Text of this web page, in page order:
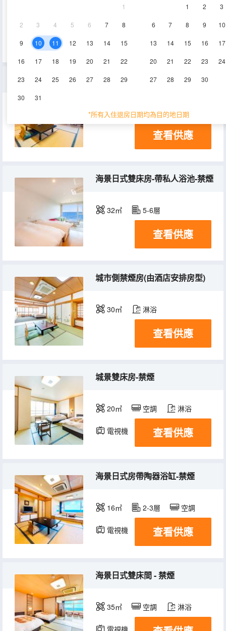
1
2 3 4 5 6 7 8
9 10 11 12 13 14 15
16 17 18 19 20 21 22
23 24 25 26 27 28 29
30 31
1
2 3
6 7 8 9 10
13 14 15 16 17
20 21 22 23 24
27 28 29 30
*所有入住退房日期均為目的地日期
帶半露天浴池的和洋式客房
45㎡ 4-5層
查看供應
海景日式雙床房-帶私人浴池-禁煙
32㎡ 5-6層
查看供應
城市側禁煙房(由酒店安排房型)
30㎡ 淋浴
查看供應
城景雙床房-禁煙
20㎡ 空調 淋浴
電視機 冰箱
查看供應
海景日式房帶陶器浴缸-禁煙
16㎡ 2-3層 空調
電視機 冰箱
查看供應
海景日式雙床間 - 禁煙
35㎡ 空調 淋浴
電視機 冰箱